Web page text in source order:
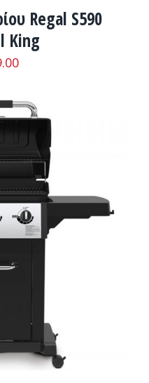
Regal S590
King
ΛΕΠΤΟΜΈΡΕΙΕΣ